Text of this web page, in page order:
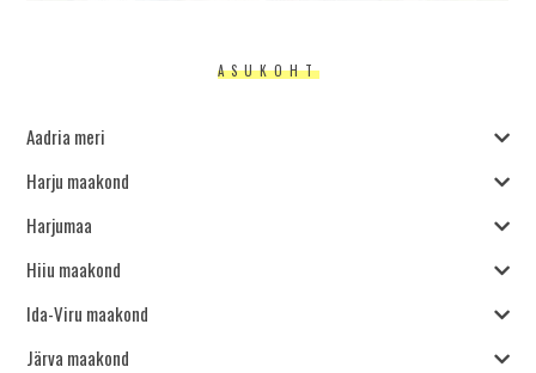
ASUKOHT
Aadria meri
Harju maakond
Harjumaa
Hiiu maakond
Ida-Viru maakond
Järva maakond